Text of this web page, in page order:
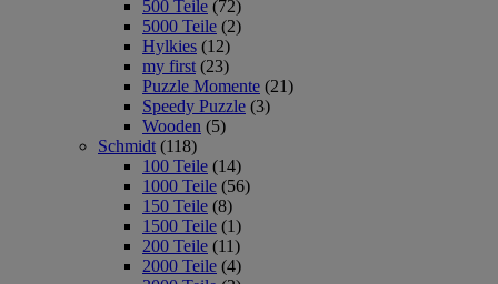
500 Teile (72)
5000 Teile (2)
Hylkies (12)
my first (23)
Puzzle Momente (21)
Speedy Puzzle (3)
Wooden (5)
Schmidt (118)
100 Teile (14)
1000 Teile (56)
150 Teile (8)
1500 Teile (1)
200 Teile (11)
2000 Teile (4)